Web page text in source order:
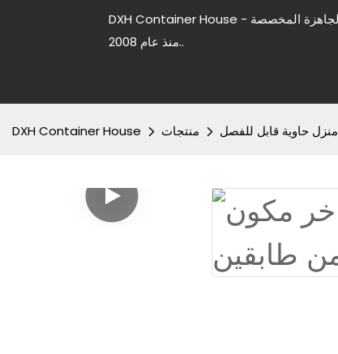
DXH Container House - شركة رائدة في تصنيع منازل الحاويات الجاهزة المخصصة
منذ عام 2008..
DXH Container House منتجات منزل حاوية قابل للفصل